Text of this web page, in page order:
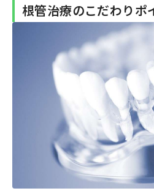
根管治療のこだわりポ